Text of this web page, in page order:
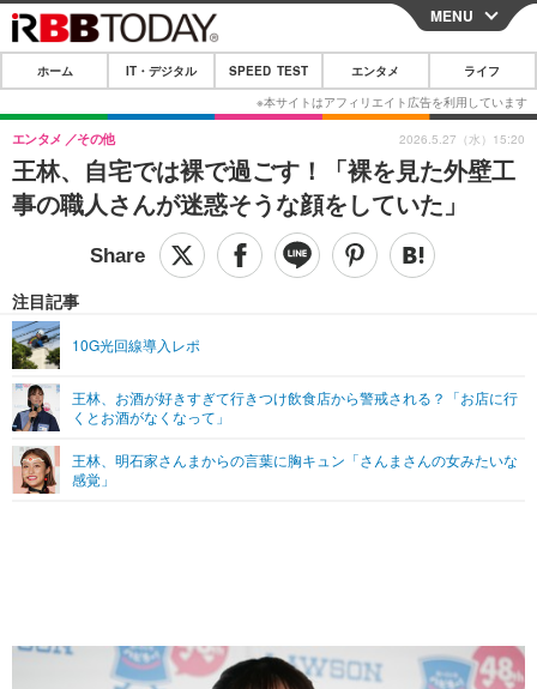
CLOSE
ホーム
IT・デジタル
IT・デジタルTOP スマートフォン
ガジェット・ツール
ショッピング その他
SPEED TEST
エンタメTOP 映画・ドラマ
グラビア
ショッピング その他
ライフTOP
その他
リリース一覧
プッシュ通知の停止方法
MENU
ホーム IT・デジタル SPEED TEST エンタメ ライフ
王林、自宅では裸で過ごす！「裸を見た外壁工
事の職人さんが迷惑そうな顔をしていた」
エンタメ その他
注目記事
10G光回線導入レポ
王林、お酒が好きすぎて行きつけ飲食店から警戒される？「お店に行
くとお酒がなくなって」
王林、明石家さんまからの言葉に胸キュン「さんまさんの女みたいな
感覚」
2026.5.27（水）15:20